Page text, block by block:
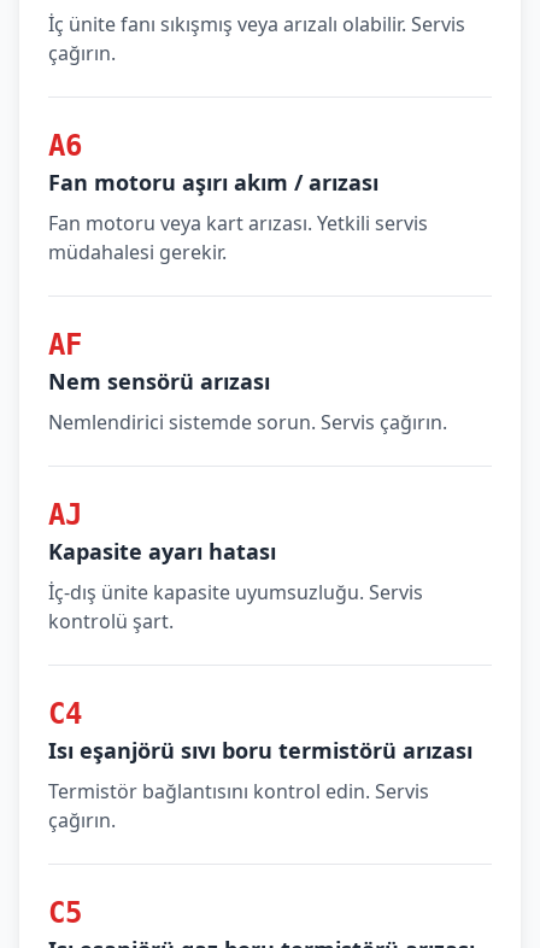
İç ünite fanı sıkışmış veya arızalı olabilir. Servis
çağırın.
A6
Fan motoru aşırı akım / arızası
Fan motoru veya kart arızası. Yetkili servis
müdahalesi gerekir.
AF
Nem sensörü arızası
Nemlendirici sistemde sorun. Servis çağırın.
AJ
Kapasite ayarı hatası
İç-dış ünite kapasite uyumsuzluğu. Servis
kontrolü şart.
C4
Isı eşanjörü sıvı boru termistörü arızası
Termistör bağlantısını kontrol edin. Servis
çağırın.
C5